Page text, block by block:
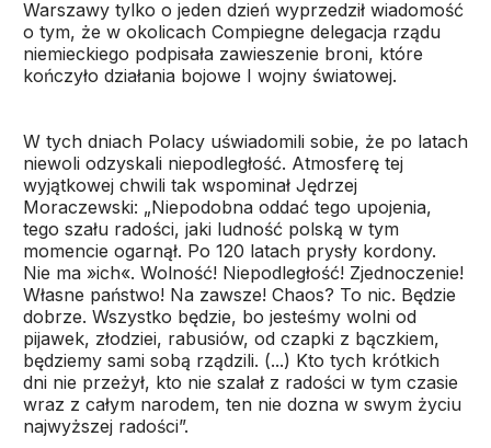
Warszawy tylko o jeden dzień wyprzedził wiadomość
o tym, że w okolicach Compiegne delegacja rządu
niemieckiego podpisała zawieszenie broni, które
kończyło działania bojowe I wojny światowej.
W tych dniach Polacy uświadomili sobie, że po latach
niewoli odzyskali niepodległość. Atmosferę tej
wyjątkowej chwili tak wspominał Jędrzej
Moraczewski: „Niepodobna oddać tego upojenia,
tego szału radości, jaki ludność polską w tym
momencie ogarnął. Po 120 latach prysły kordony.
Nie ma »ich«. Wolność! Niepodległość! Zjednoczenie!
Własne państwo! Na zawsze! Chaos? To nic. Będzie
dobrze. Wszystko będzie, bo jesteśmy wolni od
pijawek, złodziei, rabusiów, od czapki z bączkiem,
będziemy sami sobą rządzili. (...) Kto tych krótkich
dni nie przeżył, kto nie szalał z radości w tym czasie
wraz z całym narodem, ten nie dozna w swym życiu
najwyższej radości”.